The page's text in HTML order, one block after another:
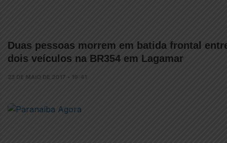
Duas pessoas morrem em batida frontal
dois veículos na BR354 em Lagamar
23 DE MAIO DE 2017 • 19:41